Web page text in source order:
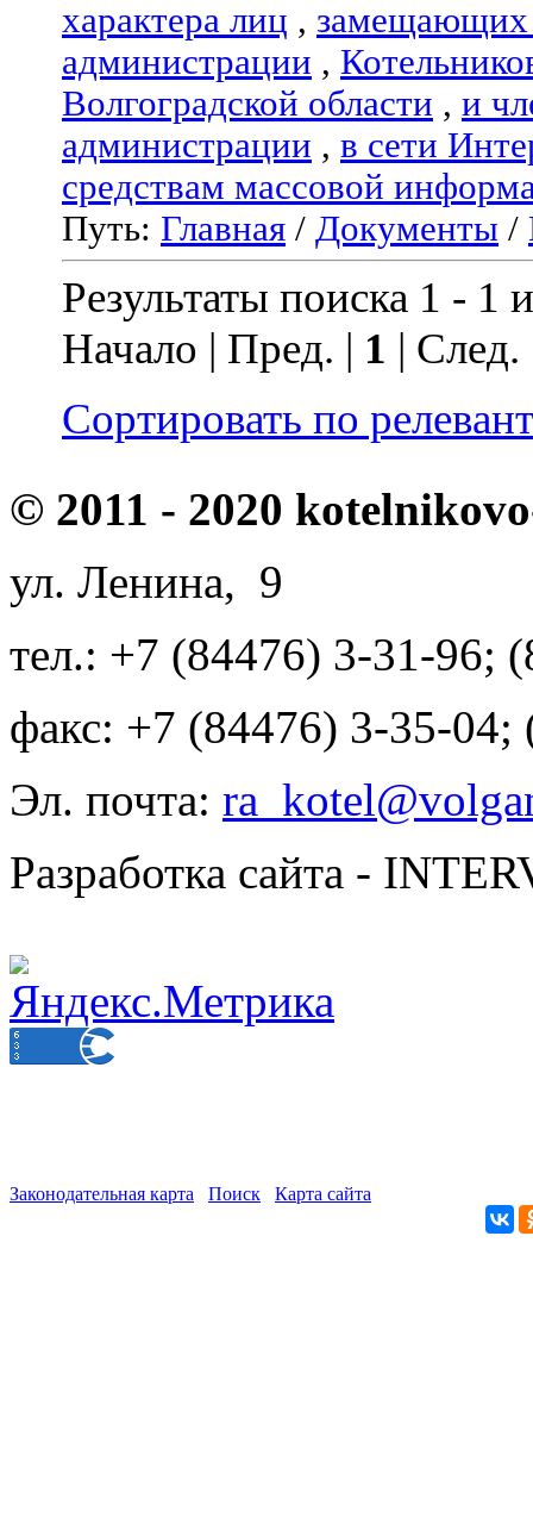
характера лиц , замещающих
администрации ,
Волгоградской области , и
администрации , в сети
средствам массовой
Путь: Главная / Документы /
Результаты поиска 1 - 1
Начало | Пред. | 1 |
Сортировать по
© 2011 - 2020
ул. Ленина, 9
тел.: +7 (84476) 3-31-96;
факс: +7 (84476) 3-35-04;
Эл. почта:
Разработка сайта -
Законодательная карта Поиск Карта сайта